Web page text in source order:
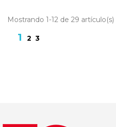
Mostrando 1-12 de 29 artículo(s)
1 2 3